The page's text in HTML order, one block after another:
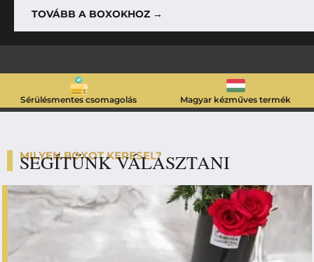
TOVÁBB A BOXOKHOZ →
Sérülésmentes csomagolás Magyar kézműves termék
MILYEN BOXOT KERESEL?
SEGÍTÜNK VÁLASZTANI